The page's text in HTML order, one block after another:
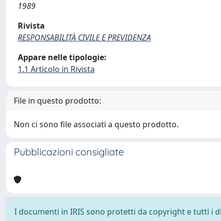
1989
Rivista
RESPONSABILITÀ CIVILE E PREVIDENZA
Appare nelle tipologie:
1.1 Articolo in Rivista
File in questo prodotto:
Non ci sono file associati a questo prodotto.
Pubblicazioni consigliate
I documenti in IRIS sono protetti da copyright e tutti i